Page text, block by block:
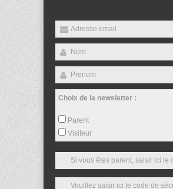
Choix de la newsletter :
Parent
Visiteur